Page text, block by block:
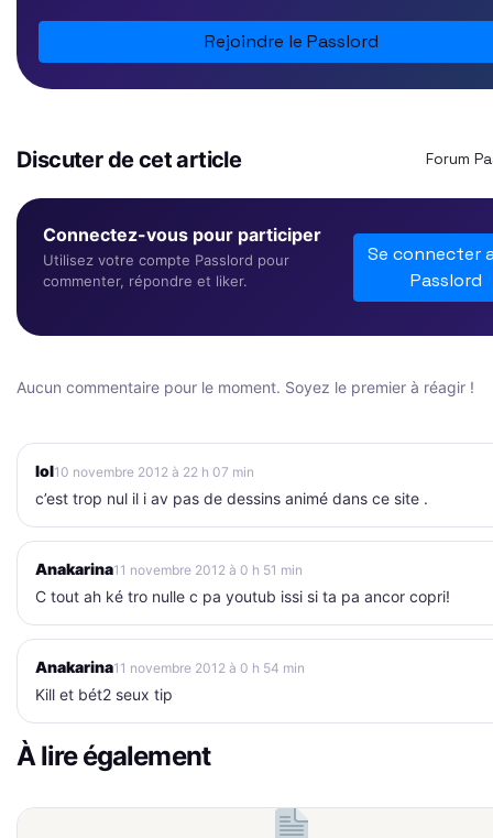
Rejoindre le Passlord
Discuter de cet article Forum
Connectez-vous pour participer
Utilisez votre compte Passlord pour
commenter, répondre et liker.
Se connecter
Passlord
Aucun commentaire pour le moment. Soyez le premier à réagir !
lol10 novembre 2012 à 22 h 07 min
c’est trop nul il i av pas de dessins animé dans ce site .
Anakarina11 novembre 2012 à 0 h 51 min
C tout ah ké tro nulle c pa youtub issi si ta pa ancor copri!
Anakarina11 novembre 2012 à 0 h 54 min
Kill et bét2 seux tip
À lire également